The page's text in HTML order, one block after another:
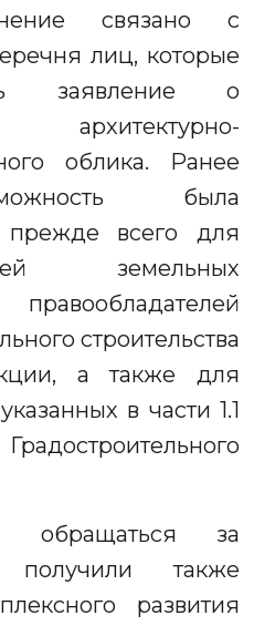
связано с
лиц, которые
заявление о
архитектурно-
облика. Ранее
была
прежде всего для
земельных
строительства
а также для
в части 1.1
обращаться за
получили также
развития